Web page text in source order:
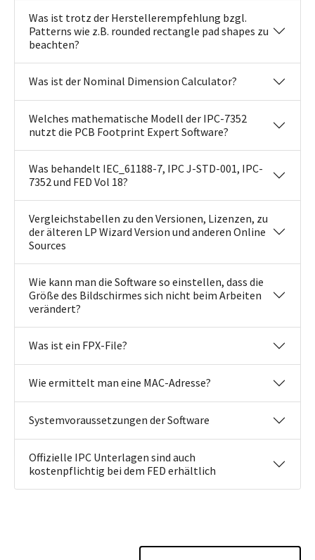
Was ist trotz der Herstellerempfehlung bzgl.
Patterns wie z.B. rounded rectangle pad shapes zu
beachten?
Was ist der Nominal Dimension Calculator?
Welches mathematische Modell der IPC-7352
nutzt die PCB Footprint Expert Software?
Was behandelt IEC_61188-7, IPC J-STD-001, IPC-
7352 und FED Vol 18?
Vergleichstabellen zu den Versionen, Lizenzen, zu
der älteren LP Wizard Version und anderen Online
Sources
Wie kann man die Software so einstellen, dass die
Größe des Bildschirmes sich nicht beim Arbeiten
verändert?
Was ist ein FPX-File?
Wie ermittelt man eine MAC-Adresse?
Systemvoraussetzungen der Software
Offizielle IPC Unterlagen sind auch
kostenpflichtig bei dem FED erhältlich